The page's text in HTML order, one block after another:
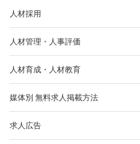
人材採用
人材管理・人事評価
人材育成・人材教育
媒体別 無料求人掲載方法
求人広告